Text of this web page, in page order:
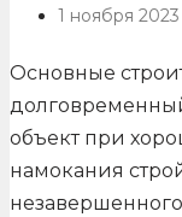
1 ноября 2023
Основные
объект при
намокания